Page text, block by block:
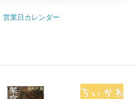
営業日カレンダー